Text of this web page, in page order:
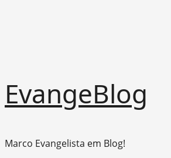
to
content
EvangeBlog
Marco Evangelista em Blog!